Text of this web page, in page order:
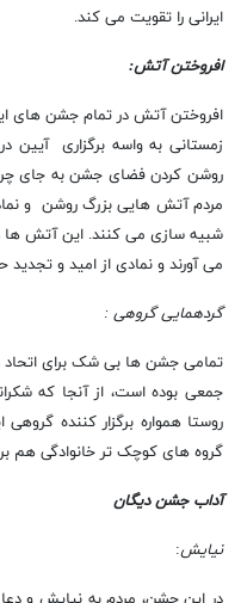
ایرانی را تقویت می کند.
افروختن آتش:
افروختن آتش در تمام جشن های
زمستانی به واسه برگزاری آیین
روشن کردن فضای جشن به جای
مردم آتش ‌هایی بزرگ روشن و نماد
شبیه سازی می کنند. این آتش‌ ها
می ‌آورند و نمادی از امید و
گردهمایی گروهی :
تمامی جشن ها بی شک برای اتحاد و
جمعی بوده است، از آنجا که
روستا همواره برگزار کننده
گروه های کوچک تر خانوادگی هم
آداب جشن دیگان
نیایش: